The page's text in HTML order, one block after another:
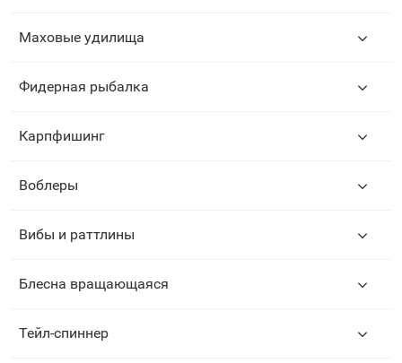
Маховые удилища
Фидерная рыбалка
Карпфишинг
Воблеры
Вибы и раттлины
Блесна вращающаяся
Тейл-спиннер